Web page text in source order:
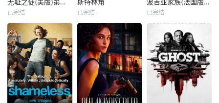
无耻之徒(美版)第九季
已完结
斯特林角
已完结
波吉亚家族(法国版) 第二季
已完结